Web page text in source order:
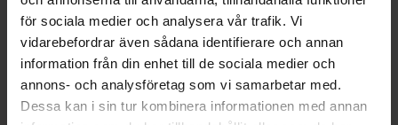
för sociala medier och analysera vår trafik. Vi
vidarebefordrar även sådana identifierare och annan
information från din enhet till de sociala medier och
annons- och analysföretag som vi samarbetar med.
Dessa kan i sin tur kombinera informationen med annan